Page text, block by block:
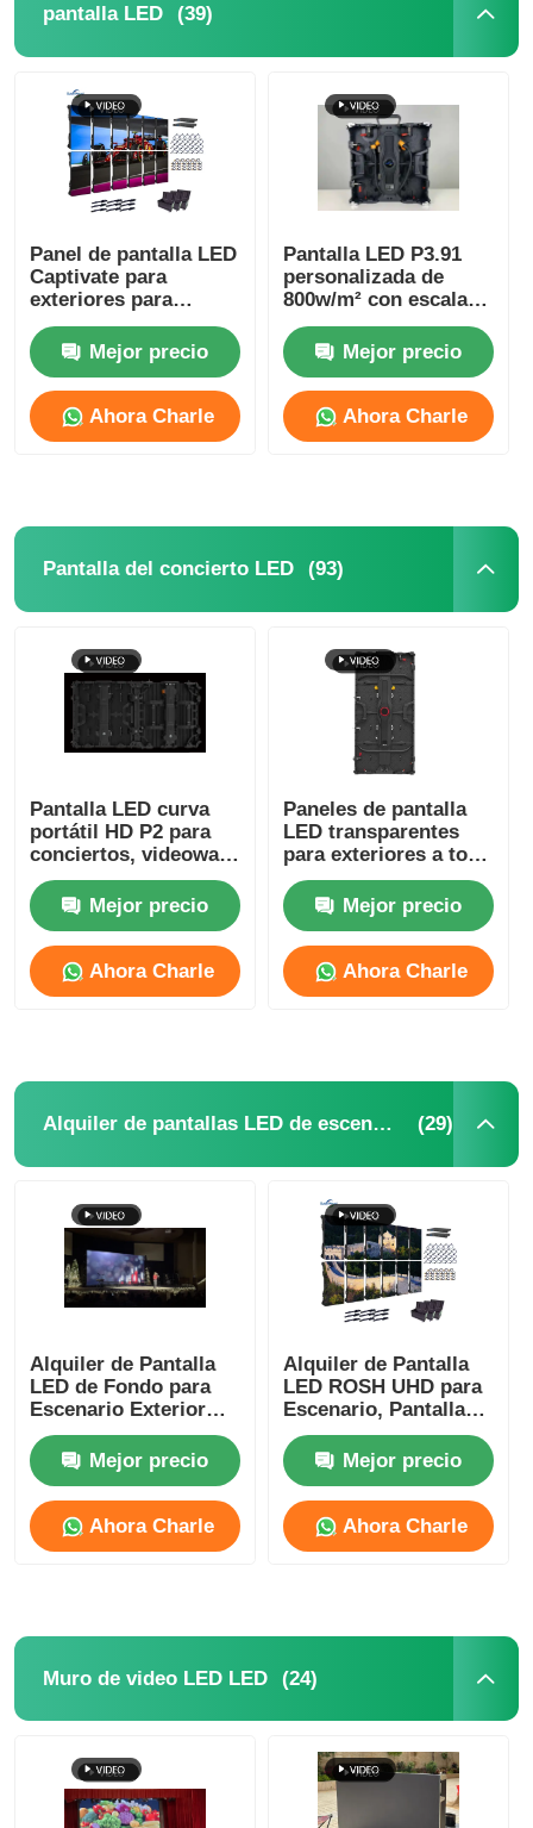
pantalla LED (39)
Panel de pantalla LED
Captivate para
exteriores para
conciertos y
festivales 250 mm *
250 mm
Mejor precio
Ahora Charle
Pantalla LED P3.91
personalizada de
800w/m² con escala
de grises de 16 bits,
IP65 a prueba de agua
Mejor precio
Ahora Charle
Pantalla del concierto LED (93)
Pantalla LED curva
portátil HD P2 para
conciertos, videowall,
4500cd-5000cd
Mejor precio
Ahora Charle
Paneles de pantalla
LED transparentes
para exteriores a todo
color y ligeros P2.6
P2.9 Impermeables
personalizados
Mejor precio
Ahora Charle
Alquiler de pantallas LED de escenario (29)
Alquiler de Pantalla
LED de Fondo para
Escenario Exterior
P2.9 IP65
Impermeable para
Conciertos
Mejor precio
Ahora Charle
Alquiler de Pantalla
LED ROSH UHD para
Escenario, Pantalla
Interior para Eventos
Corporativos
Mejor precio
Ahora Charle
Muro de video LED LED (24)